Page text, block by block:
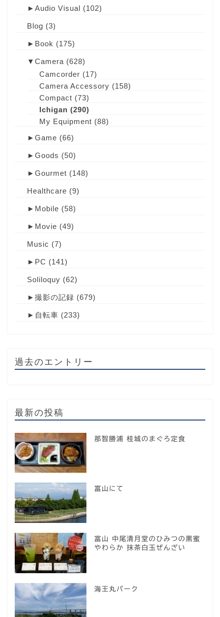
► Audio Visual (102)
Blog (3)
► Book (175)
▼ Camera (628)
Camcorder (17)
Camera Accessory (158)
Compact (73)
Ichigan (290)
My Equipment (88)
► Game (66)
► Goods (50)
► Gourmet (148)
Healthcare (9)
► Mobile (58)
► Movie (49)
Music (7)
► PC (141)
Soliloquy (62)
► 撮影の記録 (679)
► 自転車 (233)
過去のエントリー
最新の投稿
那智勝浦 桂城のまぐろ定食
富山にて
富山 中尾清月堂のひみつの黒蜜
やわらか 抹茶白玉ぜんざい
海王丸パーク